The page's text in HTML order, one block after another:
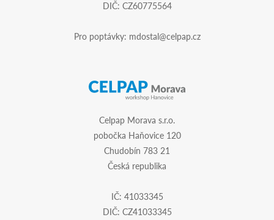
DIČ: CZ60775564
Pro poptávky: mdostal@celpap.cz
Celpap Morava s.r.o.
pobočka Haňovice 120
Chudobín 783 21
Česká republika
IČ: 41033345
DIČ: CZ41033345